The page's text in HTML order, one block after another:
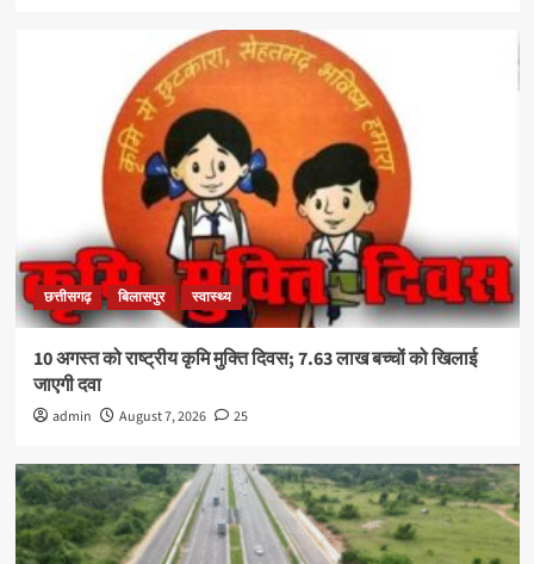
छत्तीसगढ़ बिलासपुर स्वास्थ्य
10 अगस्त को राष्ट्रीय कृमि मुक्ति दिवस; 7.63 लाख बच्चों को खिलाई
जाएगी दवा
admin August 7, 2026 25